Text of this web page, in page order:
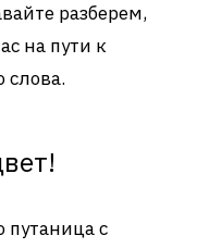
разберем,
на пути к
слова.
путаница с